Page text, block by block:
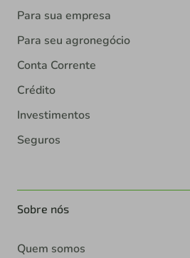
Para sua empresa
Para seu agronegócio
Conta Corrente
Crédito
Investimentos
Seguros
Sobre nós
Quem somos